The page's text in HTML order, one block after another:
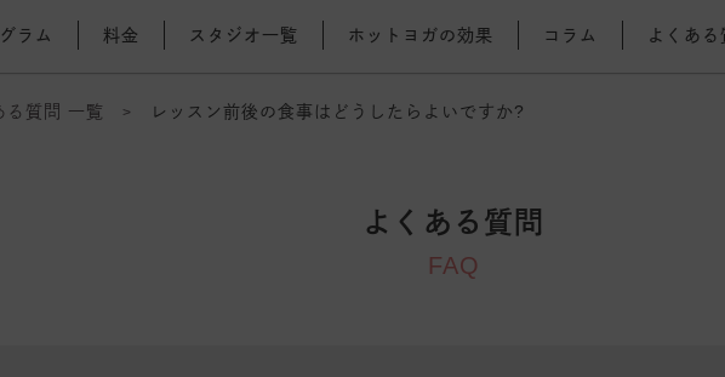
ラム 料金 スタジオ一覧 ホットヨガの効果 コラム よくある
る質問 一覧 レッスン前後の食事はどうしたらよいですか?
よくある質問
FAQ